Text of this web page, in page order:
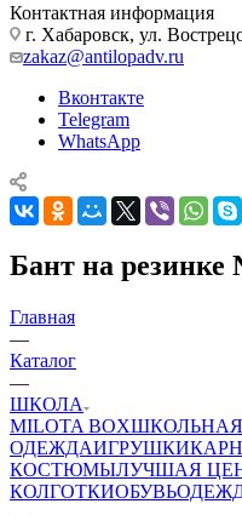
Контактная информация
г. Хабаровск, ул.
zakaz@antilopadv.ru
Вконтакте
Telegram
WhatsApp
Бант на резинке
Главная
—
Каталог
—
ШКОЛА
MILOTA BOXШКОЛЬНАЯ
ОДЕЖДАИГРУШКИ
КОСТЮМЫЛУЧШАЯ
КОЛГОТКИОБУВЬ